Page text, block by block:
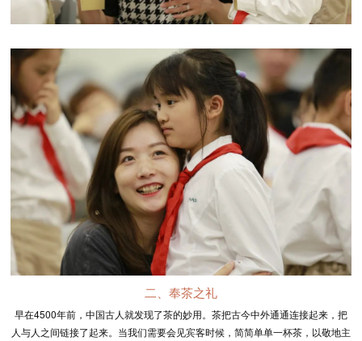
二、奉茶之礼
早在4500年前，中国古人就发现了茶的妙用。茶把古今中外通通连接起来，把
人与人之间链接了起来。当我们需要会见宾客时候，简简单单一杯茶，以敬地主